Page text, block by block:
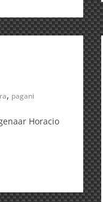
, pagani
Horacio